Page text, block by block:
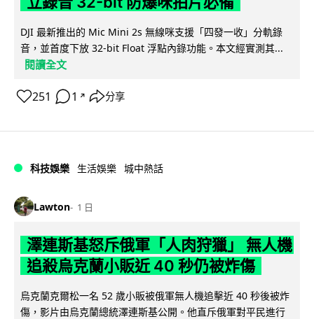
DJI 最新推出的 Mic Mini 2s 無線咪支援「四發一收」分軌錄
音，並首度下放 32-bit Float 浮點內錄功能。本文經實測其...
閱讀全文
251 1 ↗ 分享
科技娛樂 生活娛樂 城中熱話
Lawton 1 日
澤連斯基怒斥俄軍「人肉狩獵」 無人機
追殺烏克蘭小販近 40 秒仍被炸傷
烏克蘭克爾松一名 52 歲小販被俄軍無人機追擊近 40 秒後被炸
傷，影片由烏克蘭總統澤連斯基公開。他直斥俄軍對平民進行